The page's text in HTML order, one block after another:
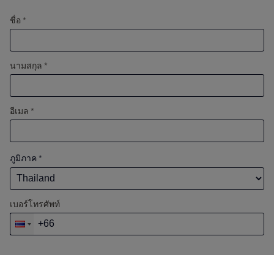
ชื่อ *
นามสกุล *
อีเมล *
ภูมิภาค *
เบอร์โทรศัพท์